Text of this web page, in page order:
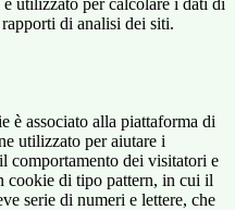
utilizzato per calcolare i dati di
di analisi dei siti.
è associato alla piattaforma di
utilizzato per aiutare i
comportamento dei visitatori e
cookie di tipo pattern, in cui il
serie di numeri e lettere, che